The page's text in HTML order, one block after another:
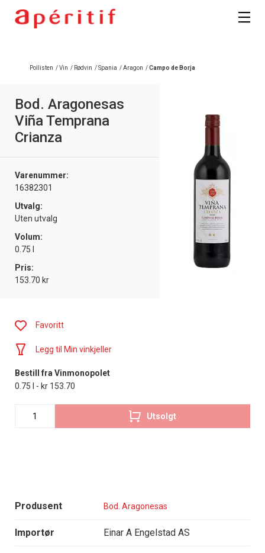
Pollisten /Vin / Rødvin /Spania /Aragon /Campo de Borja
Bod. Aragonesas
Viña Temprana
Crianza
Varenummer:
16382301
Utvalg:
Uten utvalg
Volum:
0.75 l
Pris:
153.70 kr
Produsent Bod. Aragonesas
Importør Einar A Engelstad AS
Favoritt
Legg til Min vinkjeller
Bestill fra Vinmonopolet
0.75 l - kr 153.70
Utsolgt